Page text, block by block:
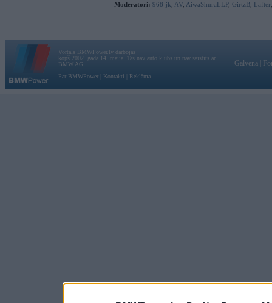
Moderatori: 968-jk AV AiwaShuraLLP, GirtzB Lafter
Vortāls BMWPower.lv darbojas
kopš 2002. gada 14. maija. Tas nav auto klubs un nav saistīts ar
BMW AG.
Par BMWPower
Kontakti Reklāma
Galvena